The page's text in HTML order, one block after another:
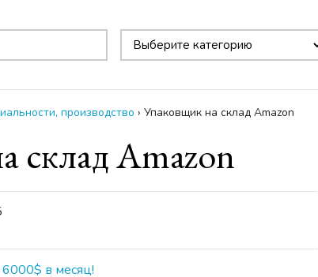
производство › Упаковщик на склад Amazon
склад Amazon
в месяц!